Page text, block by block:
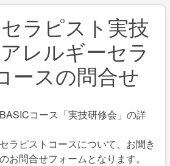
ラピスト実技
レルギーセラ
ースの問合せ
コース「実技研修会」の詳
ラピストコースについて、お聞き
お問合せフォームとなります。